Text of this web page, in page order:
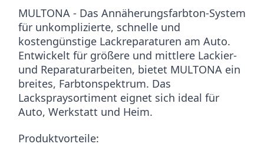
MULTONA - Das Annäherungsfarbton-System
für unkomplizierte, schnelle und
kostengünstige Lackreparaturen am Auto.
Entwickelt für größere und mittlere Lackier-
und Reparaturarbeiten, bietet MULTONA ein
breites, Farbtonspektrum. Das
Lackspraysortiment eignet sich ideal für
Auto, Werkstatt und Heim.
Produktvorteile: